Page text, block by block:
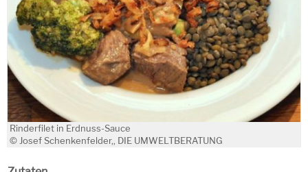
Rinderfilet in Erdnuss-Sauce
© Josef Schenkenfelder,, DIE UMWELTBERATUNG